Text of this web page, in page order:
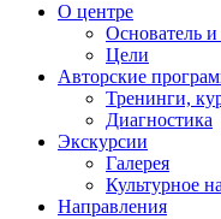
О центре
Основатель и
Цели
Авторские
Тренинги,
Диагностика
Экскурсии
Галерея
Культурное
Направления